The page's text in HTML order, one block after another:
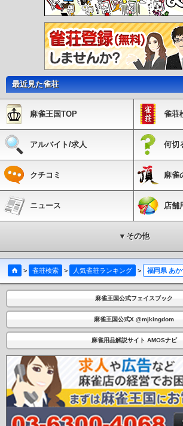
永犬丸駅 三ヶ森駅 西山駅 通谷駅 東中間駅
筑豊香月駅 楠橋駅 新木屋瀬駅 木屋瀬駅 遠賀
出光美術館駅
ノーフォーク広場駅 関門海峡めかり駅
最近見た雀荘
麻雀王国TOP 雀荘
アルバイト/求人 何切
クチコミ 麻雀
ニュース 店舗
▼その他
> 雀荘検索 > 人気雀荘ランキング > 福岡県 あか
麻雀王国公式フェイスブック
麻雀王国公式X @mjkingdom
麻雀用品解説サイト AMOSナビ